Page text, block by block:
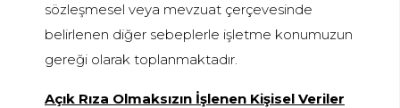
sözleşmesel veya mevzuat çerçevesinde
belirlenen diğer sebeplerle işletme konumuzun
gereği olarak toplanmaktadır.
Açık Rıza Olmaksızın İşlenen Kişisel Veriler